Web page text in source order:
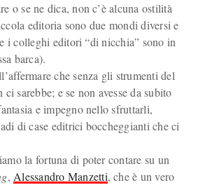
o se ne dica, non c’è alcuna ostilità
editoria sono due mondi diversi e
i colleghi editori “di nicchia” sono in
barca).
che senza gli strumenti del
sarebbe; e se non avesse da subito
e impegno nello sfruttarli,
di case editrici boccheggianti che ci
la fortuna di poter contare su un
, Alessandro Manzetti, che è un vero